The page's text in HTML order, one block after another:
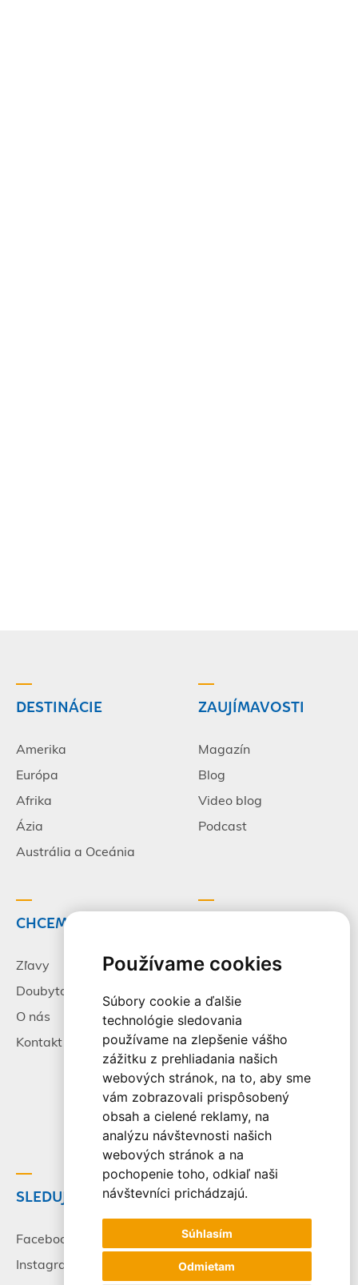
Používame cookies
Súbory cookie a ďalšie
technológie sledovania
používame na zlepšenie vášho
zážitku z prehliadania našich
webových stránok, na to, aby sme
vám zobrazovali prispôsobený
obsah a cielené reklamy, na
analýzu návštevnosti našich
webových stránok a na
pochopenie toho, odkiaľ naši
návštevníci prichádzajú.
Súhlasím
Odmietam
DESTINÁCIE
Amerika
Európa
Afrika
Ázia
Austrália a Oceánia
ZAUJÍMAVOSTI
Magazín
Blog
Video blog
Podcast
CHCEM CESTOVAŤ
Zľavy
Doubytovanie
O nás
Kontakt
Pracovné príležitosti
Všeobecné zmluvné
podmienky
Alternatívne riešenie
sporov
Spracovanie osobných
údajov
SLEDUJTE NÁS
Facebook
Instagram
Travel, s.r.o. Všetky práva
vyhradené.